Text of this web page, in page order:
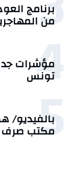
برنامج
من
4
مؤشرات
تونس
5
بالفيديو/
مكتب صرف